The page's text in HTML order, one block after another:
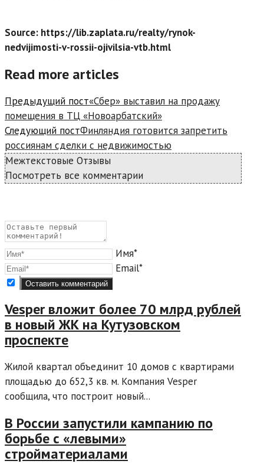
Source: https://lib.zaplata.ru/realty/rynok-
nedvijimosti-v-rossii-ojivilsia-vtb.html
Read more articles
Предыдущий пост«Сбер» выставил на продажу
помещения в ТЦ «Новоарбатский»
Следующий постФинляндия готовится запретить
россиянам сделки с недвижимостью
Межтекстовые Отзывы
Посмотреть все комментарии
Имя*
Email*
Vesper вложит более 70 млрд рублей
в новый ЖК на Кутузовском
проспекте
Жилой квартал объединит 10 домов с квартирами
площадью до 652,3 кв. м. Компания Vesper
сообщила, что построит новый...
В России запустили кампанию по
борьбе с «левыми»
стройматериалами